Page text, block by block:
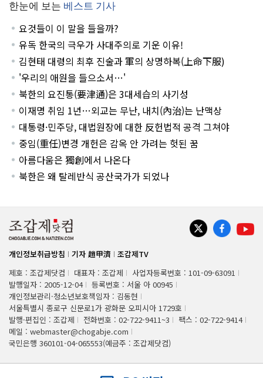
한눈에 보는 베스트 기사
요것들이 이 말을 들을까?
유독 한국의 극우가 사대주의로 기운 이유!
김현태 대령의 최후 진술과 軍의 상명하복(上命下服)
'우리의 애원을 들으소서…'
북한의 요진통(要津通)은 3대세습의 사기성
이재명 취임 1년…외교는 무난, 내치(內治)는 난맥상
대통령·민주당, 대법원장에 대한 反헌법적 공격 그쳐야
중임(重任)변경 개헌은 감옥 안 가려는 헛된 꿈
아름다움은 獨創에서 나온다
북한은 왜 탈레반식 공산국가가 되었나
개인정보취급방침 기자 趙甲濟
조갑제TV
제호 : 조갑제닷컴
대표자 : 조갑제
사업자등록번호 : 101-09-63091
발행일자 : 2005-12-04
등록번호 : 서울 아 00945
개인정보관리·청소년보호책임자 : 김동현
서울특별시 종로구 신문로1가 광화문 오피시아 1729호
발행·편집인 : 조갑제
전화번호 : 02-722-9411~3
팩스 : 02-722-9414
메일 : webmaster@chogabje.com
국민은행 360101-04-065553(예금주 : 조갑제닷컴)